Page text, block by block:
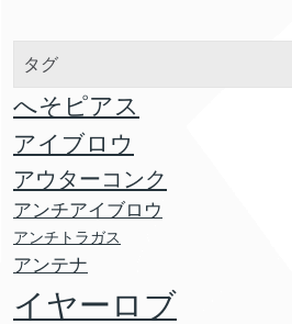
タグ
へそピアス
アイブロウ
アウターコンク
アンチアイブロウ
アンチトラガス
アンテナ
イヤーロブ